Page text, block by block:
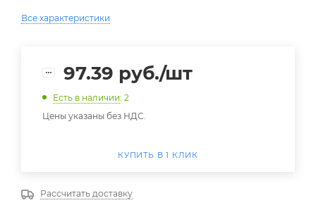
Все характеристики
97.39 руб./шт
Есть в наличии: 2
Цены указаны без НДС.
КУПИТЬ В 1 КЛИК
Рассчитать доставку